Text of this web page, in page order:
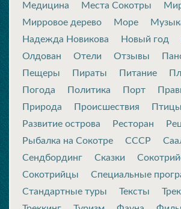
Медицина
Места Сокотры
Мирровое дерево
Море
Надежда Новикова
Новый год
Олдован
Отели Отзывы
Пещеры
Пираты Питание
Погода
Политика Порт
Природа
Происшествия
Птицы
Развитие острова
Ресторан
Рыбалка на Сокотре
СССР
Сендбординг
Сказки
Сокотрийцы
Специальные
Стандартные туры
Тексты